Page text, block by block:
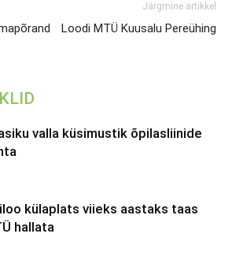
Järgmine artikkel
Loodi MTÜ Kuusalu Pereühing
valla küsimustik õpilasliinide
külaplats viieks aastaks taas
hallata